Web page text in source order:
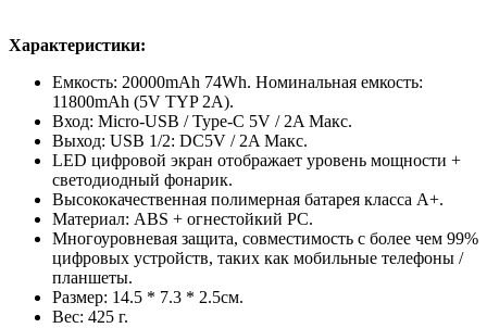
Характеристики:
Емкость: 20000mAh 74Wh. Номинальная емкость:
11800mAh (5V TYP 2A).
Вход: Micro-USB / Type-C 5V / 2A Макс.
Выход: USB 1/2: DC5V / 2A Макс.
LED цифровой экран отображает уровень мощности +
светодиодный фонарик.
Высококачественная полимерная батарея класса A+.
Материал: ABS + огнестойкий PC.
Многоуровневая защита, совместимость с более чем 99%
цифровых устройств, таких как мобильные телефоны /
планшеты.
Размер: 14.5 * 7.3 * 2.5см.
Вес: 425 г.